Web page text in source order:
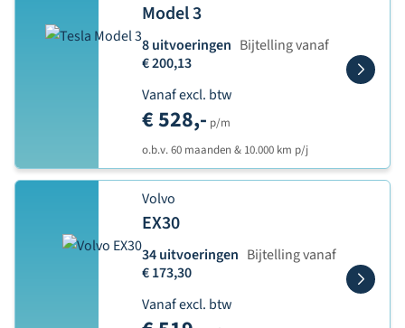
Model 3
8 uitvoeringen Bijtelling vanaf
€ 200,13
Vanaf excl. btw
€ 528,- p/m
o.b.v. 60 maanden & 10.000 km p/j
Volvo
EX30
34 uitvoeringen Bijtelling vanaf
€ 173,30
Vanaf excl. btw